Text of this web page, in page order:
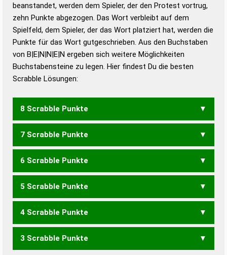
Duden – Standardwerk in 12 Bänden
Duden – Richtiges und gutes
Deutsch
Duden – Die deutsche Grammatik
Duden – Deutsches
beanstandet, werden dem Spieler, der den Protest vortrug,
zehn Punkte abgezogen. Das Wort verbleibt auf dem
Spielfeld, dem Spieler, der das Wort platziert hat, werden die
Punkte für das Wort gutgeschrieben. Aus den Buchstaben
von B|E|N|N|E|N ergeben sich weitere Möglichkeiten
Buchstabensteine zu legen. Hier findest Du die besten
Scrabble Lösungen:
8 Scrabble Punkte
BENENN
7 Scrabble Punkte
EBNEN NEBEN
6 Scrabble Punkte
BENE EBEN EBNE
5 Scrabble Punkte
NENNE
4 Scrabble Punkte
NENN
3 Scrabble Punkte